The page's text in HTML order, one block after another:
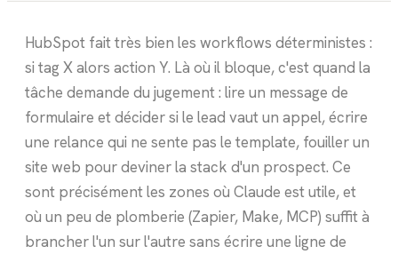
HubSpot fait très bien les workflows déterministes :
si tag X alors action Y. Là où il bloque, c'est quand la
tâche demande du jugement : lire un message de
formulaire et décider si le lead vaut un appel, écrire
une relance qui ne sente pas le template, fouiller un
site web pour deviner la stack d'un prospect. Ce
sont précisément les zones où Claude est utile, et
où un peu de plomberie (Zapier, Make, MCP) suffit à
brancher l'un sur l'autre sans écrire une ligne de